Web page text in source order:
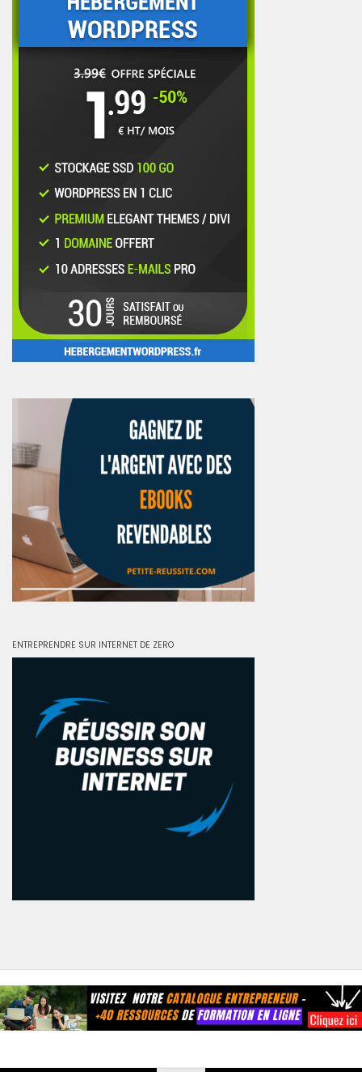
ENTREPRENDRE SUR INTERNET DE ZERO